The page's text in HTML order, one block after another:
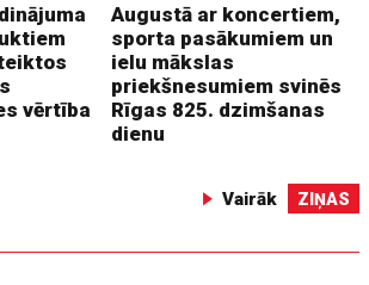
vērtība
Augustā ar koncertiem,
sporta pasākumiem un
ielu mākslas
priekšnesumiem svinēs
Rīgas 825. dzimšanas
dienu
Vairāk ZIŅAS